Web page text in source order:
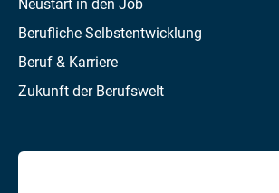
Neustart in den Job
Berufliche Selbstentwicklung
Beruf & Karriere
Zukunft der Berufswelt